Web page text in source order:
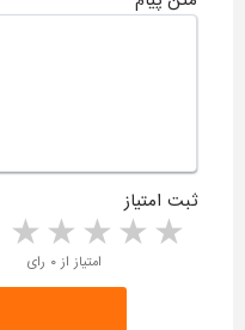
ثبت امتیاز
4 stars 3 stars 2 stars 1 star امتیاز از ۰ رای